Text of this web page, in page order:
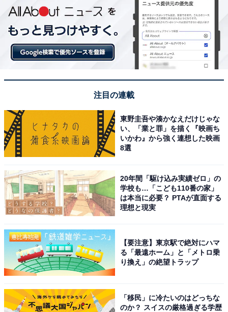
例えば萬子の3が4枚全て場に捨てられているとき、外側
の1と2は使いづらい牌になるため、相手の当たり牌であ
る確率がグッと下がる。これをノーチャンスといいま
す。
っている可能性があるので、外側の牌は「もしかした
安全ということになります。
この「もしかしたら」という意味で、日常でも使われる
Mリーグの人気やネット麻雀の普及で「老若男女が楽し
める頭脳ゲーム」のイメージが定着しつつある麻雀。ぜ
ひこの機会に、遊んでみてはいかがでしょうか。
あなたもワンチャン、ハマるかもしれませんよ！
この記事の筆者：石川 カズキ
1984年沖縄県生まれ。筑波大学人間学類卒業後、会社員
注目の連載
東野圭吾や湊かなえだけじゃな
い、「業と罪」を描く『映画ち
いかわ』から強く連想した映画
8選
20年間「駆け込み実績ゼロ」の
学校も…「こども110番の家」
は本当に必要？ PTAが直面する
理想と現実
【要注意】東京駅で絶対にハマ
る「最遠ホーム」と「メトロ乗
り換え」の絶望トラップ
「移民」に冷たいのはどっちな
のか？ スイスの厳格過ぎる学歴